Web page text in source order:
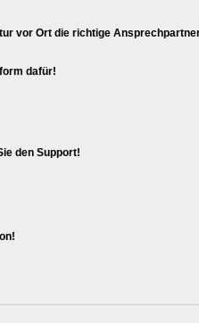
vor Ort die richtige
dafür!
den Support!